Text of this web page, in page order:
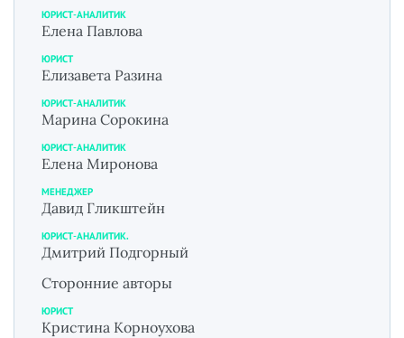
ЮРИСТ-АНАЛИТИК
Елена Павлова
ЮРИСТ
Елизавета Разина
ЮРИСТ-АНАЛИТИК
Марина Сорокина
ЮРИСТ-АНАЛИТИК
Елена Миронова
МЕНЕДЖЕР
Давид Гликштейн
ЮРИСТ-АНАЛИТИК.
Дмитрий Подгорный
Сторонние авторы
ЮРИСТ
Кристина Корноухова